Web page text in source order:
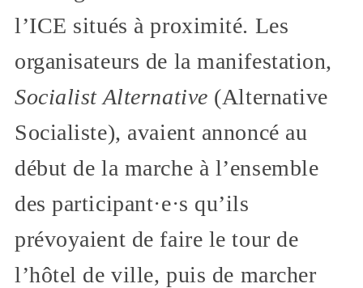
l’ICE situés à proximité. Les
organisateurs de la manifestation,
Socialist Alternative (Alternative
Socialiste), avaient annoncé au
début de la marche à l’ensemble
des participant·e·s qu’ils
prévoyaient de faire le tour de
l’hôtel de ville, puis de marcher